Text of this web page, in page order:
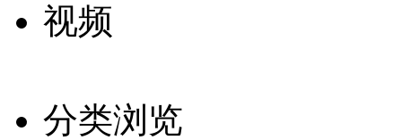
视频
分类浏览